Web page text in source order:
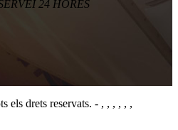
24 HORES
els drets reservats. - , , , , , ,